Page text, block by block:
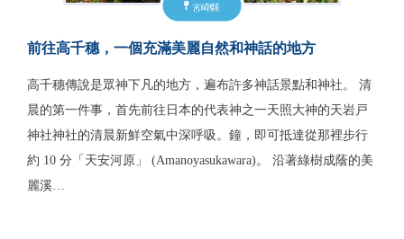
宮崎縣
前往高千穗，一個充滿美麗自然和神話的地方
高千穗傳說是眾神下凡的地方，遍布許多神話景點和神社。 清
晨的第一件事，首先前往日本的代表神之一天照大神的天岩戸
神社神社的清晨新鮮空氣中深呼吸。鐘，即可抵達從那裡步行
約 10 分「天安河原」 (Amanoyasukawara)。 沿著綠樹成蔭的美
麗溪…